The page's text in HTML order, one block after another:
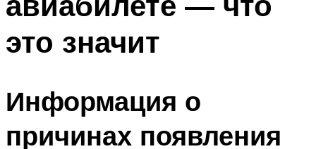
это значит
Информация о
причинах появления